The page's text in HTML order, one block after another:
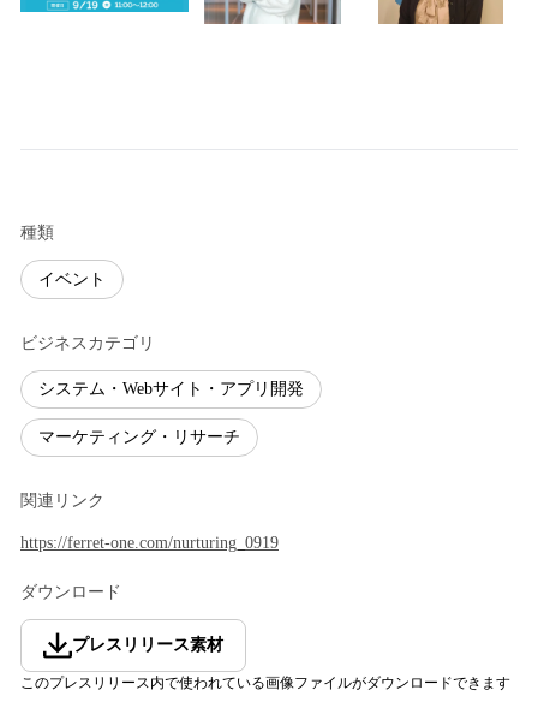
種類
イベント
ビジネスカテゴリ
システム・Webサイト・アプリ開発
マーケティング・リサーチ
関連リンク
https://ferret-one.com/nurturing_0919
ダウンロード
プレスリリース素材
このプレスリリース内で使われている画像ファイルがダウンロードできます